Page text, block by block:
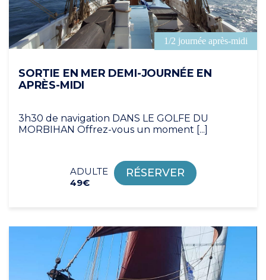
1/2 journée après-midi
SORTIE EN MER DEMI-JOURNÉE EN
APRÈS-MIDI
3h30 de navigation DANS LE GOLFE DU
MORBIHAN Offrez-vous un moment [...]
ADULTE
49€
RÉSERVER